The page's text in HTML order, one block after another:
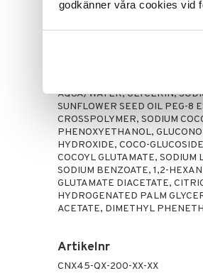
godkänner våra cookies vid
Används morgon och/eller kväll
AQUA/WATER, GLYCERIN,
SUNFLOWER SEED OIL PEG-8
CROSSPOLYMER, SODIUM
PHENOXYETHANOL,
HYDROXIDE, COCO-
COCOYL GLUTAMATE,
SODIUM BENZOATE, 1,2-
GLUTAMATE DIACETATE,
HYDROGENATED PALM
ACETATE, DIMETHYL
Artikelnr
CNX45-QX-200-XX-XX